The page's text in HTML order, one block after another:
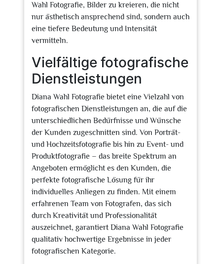
Wahl Fotografie, Bilder zu kreieren, die nicht
nur ästhetisch ansprechend sind, sondern auch
eine tiefere Bedeutung und Intensität
vermitteln.
Vielfältige fotografische
Dienstleistungen
Diana Wahl Fotografie bietet eine Vielzahl von
fotografischen Dienstleistungen an, die auf die
unterschiedlichen Bedürfnisse und Wünsche
der Kunden zugeschnitten sind. Von Porträt-
und Hochzeitsfotografie bis hin zu Event- und
Produktfotografie – das breite Spektrum an
Angeboten ermöglicht es den Kunden, die
perfekte fotografische Lösung für ihr
individuelles Anliegen zu finden. Mit einem
erfahrenen Team von Fotografen, das sich
durch Kreativität und Professionalität
auszeichnet, garantiert Diana Wahl Fotografie
qualitativ hochwertige Ergebnisse in jeder
fotografischen Kategorie.